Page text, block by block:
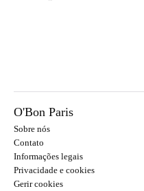
O'Bon Paris
Sobre nós
Contato
Informações legais
Privacidade e cookies
Gerir cookies